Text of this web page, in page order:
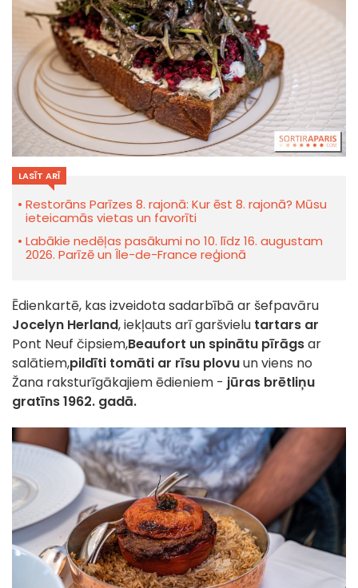
LASĪT ARĪ
Restorāns Parīzes 8. rajonā: Kur ēst 8. rajonā? Mūsu
ieteicamās vietas un favorīti
Labākie nedēļas pasākumi no 10. līdz 16. augustam
2026. Parīzē un Île-de-France reģionā
Ēdienkartē, kas izveidotasadarbībā ar šefpavāru
Jocelyn Herland, iekļauts arī garšvielu tartars ar
Pont Neuf čipsiem,Beaufort un spinātu pīrāgsar
salātiem,pildīti tomāti ar rīsu plovuun viens no
Žana raksturīgākajiem ēdieniem - jūras brētliņu
gratīns 1962. gadā.